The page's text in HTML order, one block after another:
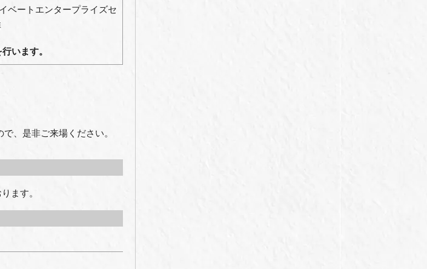
ートエンタープライズセ
います。
、是非ご来場ください。
ます。